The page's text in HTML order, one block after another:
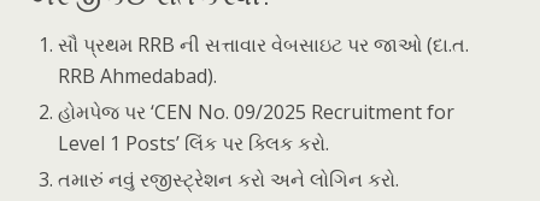
સૌ પ્રથમ RRB ની સત્તાવાર વેબસાઇટ પર જાઓ (દા.ત.
RRB Ahmedabad).
હોમપેજ પર ‘CEN No. 09/2025 Recruitment for
Level 1 Posts’ લિંક પર ક્લિક કરો.
તમારું નવું રજીસ્ટ્રેશન કરો અને લોગિન કરો.